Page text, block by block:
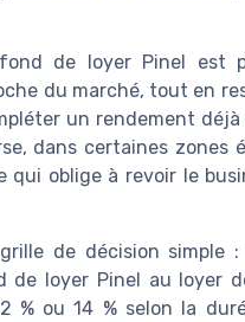
de loyer Pinel est
du marché, tout en
un rendement
dans certaines zones
qui oblige à revoir le
de décision simple
de loyer Pinel au loyer
% ou 14 % selon la